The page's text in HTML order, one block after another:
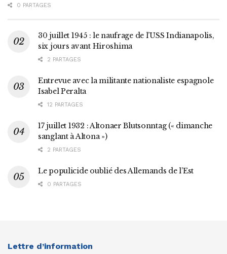
0 PARTAGES
30 juillet 1945 : le naufrage de l’USS Indianapolis,
six jours avant Hiroshima
2 PARTAGES
Entrevue avec la militante nationaliste espagnole
Isabel Peralta
12 PARTAGES
17 juillet 1932 : Altonaer Blutsonntag (« dimanche
sanglant à Altona »)
2 PARTAGES
Le populicide oublié des Allemands de l’Est
0 PARTAGES
Lettre d’information